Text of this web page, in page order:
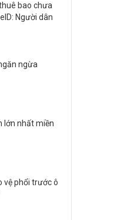
bao chưa
Người dân
ngừa
lớn nhất miền
vệ phổi trước ô